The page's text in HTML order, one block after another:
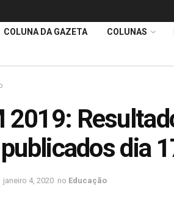
COLUNA DA GAZETA COLUNAS
2019:
dia
janeiro 4, 2020 no Educação